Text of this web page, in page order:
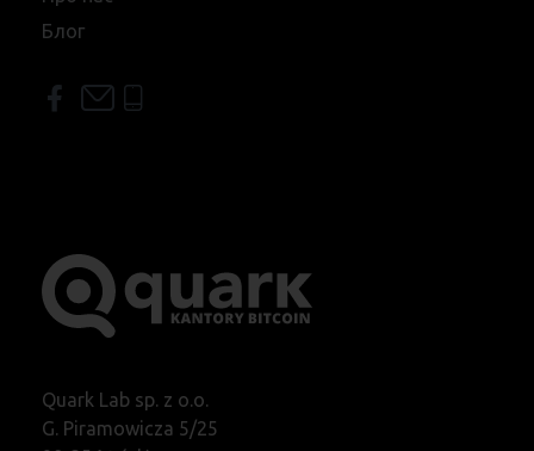
Блог
Quark Lab sp. z o.o.
G. Piramowicza 5/25